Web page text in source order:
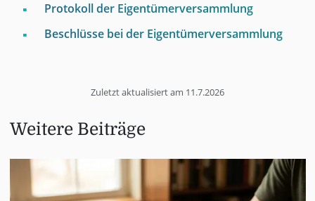
Protokoll der Eigentümerversammlung
Beschlüsse bei der Eigentümerversammlung
Zuletzt aktualisiert am 11.7.2026
Weitere Beiträge